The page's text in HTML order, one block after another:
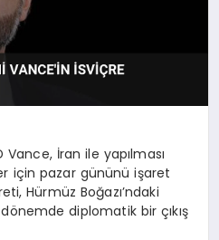
Vance, İran ile yapılması
için pazar gününü işaret
Hürmüz Boğazı’ndaki
diplomatik bir çıkış